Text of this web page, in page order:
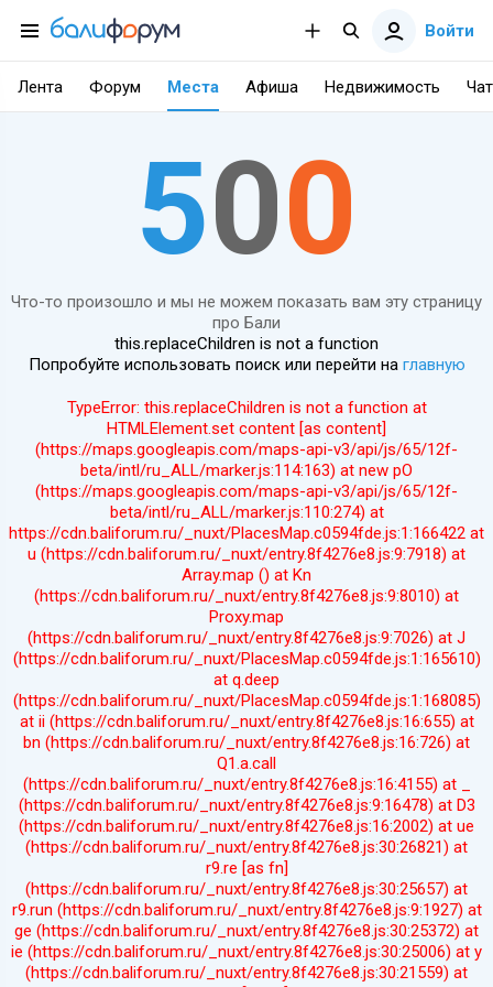
Войти
Лента Форум Места Афиша Недвижимость Чат
500
Что-то произошло и мы не можем показать вам эту страницу
про Бали
this.replaceChildren is not a function
Попробуйте использовать поиск или перейти на главную
TypeError: this.replaceChildren is not a function at
HTMLElement.set content [as content]
(https://maps.googleapis.com/maps-api-v3/api/js/65/12f-
beta/intl/ru_ALL/marker.js:114:163) at new pO
(https://maps.googleapis.com/maps-api-v3/api/js/65/12f-
beta/intl/ru_ALL/marker.js:110:274) at
https://cdn.baliforum.ru/_nuxt/PlacesMap.c0594fde.js:1:166422 at
u (https://cdn.baliforum.ru/_nuxt/entry.8f4276e8.js:9:7918) at
Array.map () at Kn
(https://cdn.baliforum.ru/_nuxt/entry.8f4276e8.js:9:8010) at
Proxy.map
(https://cdn.baliforum.ru/_nuxt/entry.8f4276e8.js:9:7026) at J
(https://cdn.baliforum.ru/_nuxt/PlacesMap.c0594fde.js:1:165610)
at q.deep
(https://cdn.baliforum.ru/_nuxt/PlacesMap.c0594fde.js:1:168085)
at ii (https://cdn.baliforum.ru/_nuxt/entry.8f4276e8.js:16:655) at
bn (https://cdn.baliforum.ru/_nuxt/entry.8f4276e8.js:16:726) at
Q1.a.call
(https://cdn.baliforum.ru/_nuxt/entry.8f4276e8.js:16:4155) at _
(https://cdn.baliforum.ru/_nuxt/entry.8f4276e8.js:9:16478) at D3
(https://cdn.baliforum.ru/_nuxt/entry.8f4276e8.js:16:2002) at ue
(https://cdn.baliforum.ru/_nuxt/entry.8f4276e8.js:30:26821) at
r9.re [as fn]
(https://cdn.baliforum.ru/_nuxt/entry.8f4276e8.js:30:25657) at
r9.run (https://cdn.baliforum.ru/_nuxt/entry.8f4276e8.js:9:1927) at
ge (https://cdn.baliforum.ru/_nuxt/entry.8f4276e8.js:30:25372) at
ie (https://cdn.baliforum.ru/_nuxt/entry.8f4276e8.js:30:25006) at y
(https://cdn.baliforum.ru/_nuxt/entry.8f4276e8.js:30:21559) at